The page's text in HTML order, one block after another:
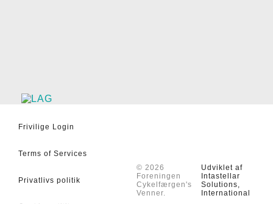
Frivilige Login
Terms of Services
Privatlivs politik
© 2026
Foreningen
Cykelfærgen's
Venner.
Udviklet af
Intastellar
Solutions,
International